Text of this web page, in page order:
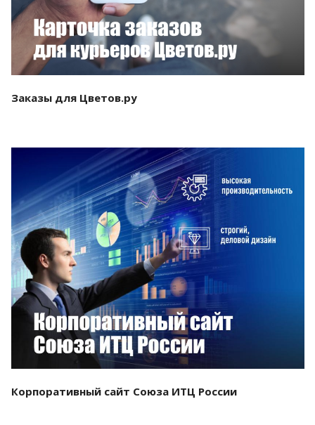
Заказы для Цветов.ру
Смотреть проект
Корпоративный сайт Союза ИТЦ России